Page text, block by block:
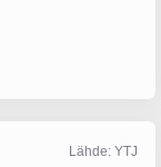
Lähde: YTJ